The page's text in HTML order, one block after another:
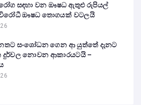
රෝග සඳහා වන ඖෂධ ඇතුළු රුපියල්
ඖෂධ තොගයක් වටලයි
සංශෝධන ගෙන ආ යුත්තේ දැනට
දුර්වල නොවන ආකාරයටයි –